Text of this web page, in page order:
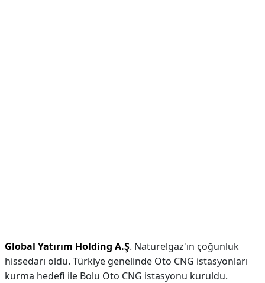
Global Yatırım Holding A.Ş. Naturelgaz'ın çoğunluk
hissedarı oldu. Türkiye genelinde Oto CNG istasyonları
kurma hedefi ile Bolu Oto CNG istasyonu kuruldu.